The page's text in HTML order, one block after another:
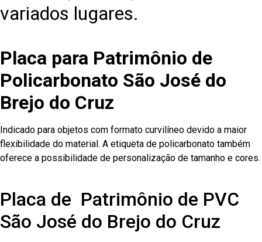
variados lugares.
Placa para Patrimônio de
Policarbonato São José do
Brejo do Cruz
Indicado para objetos com formato curvilíneo devido a maior
flexibilidade do material. A etiqueta de policarbonato também
oferece a possibilidade de personalização de tamanho e cores.
Placa de Patrimônio de PVC
São José do Brejo do Cruz